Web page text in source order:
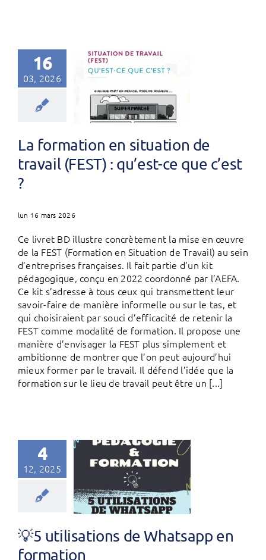
16
03, 2026
La formation en situation de
travail (FEST) : qu’est-ce que c’est
?
lun 16 mars 2026
Ce livret BD illustre concrètement la mise en œuvre
de la FEST (Formation en Situation de Travail) au sein
d’entreprises françaises. Il fait partie d’un kit
pédagogique, conçu en 2022 coordonné par l’AEFA.
Ce kit s’adresse à tous ceux qui transmettent leur
savoir-faire de manière informelle ou sur le tas, et
qui choisiraient par souci d’efficacité de retenir la
FEST comme modalité de formation. Il propose une
manière d’envisager la FEST plus simplement et
ambitionne de montrer que l’on peut aujourd’hui
mieux former par le travail. Il défend l’idée que la
formation sur le lieu de travail peut être un [...]
4
12, 2025
💡5 utilisations de Whatsapp en
formation